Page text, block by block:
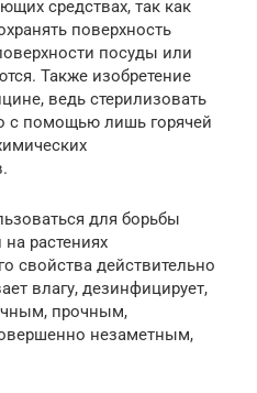
средствах, так как
поверхность
посуды или
Также изобретение
ведь стерилизовать
с помощью лишь горячей
для борьбы
растениях
свойства действительно
влагу, дезинфицирует,
прочным,
незаметным,